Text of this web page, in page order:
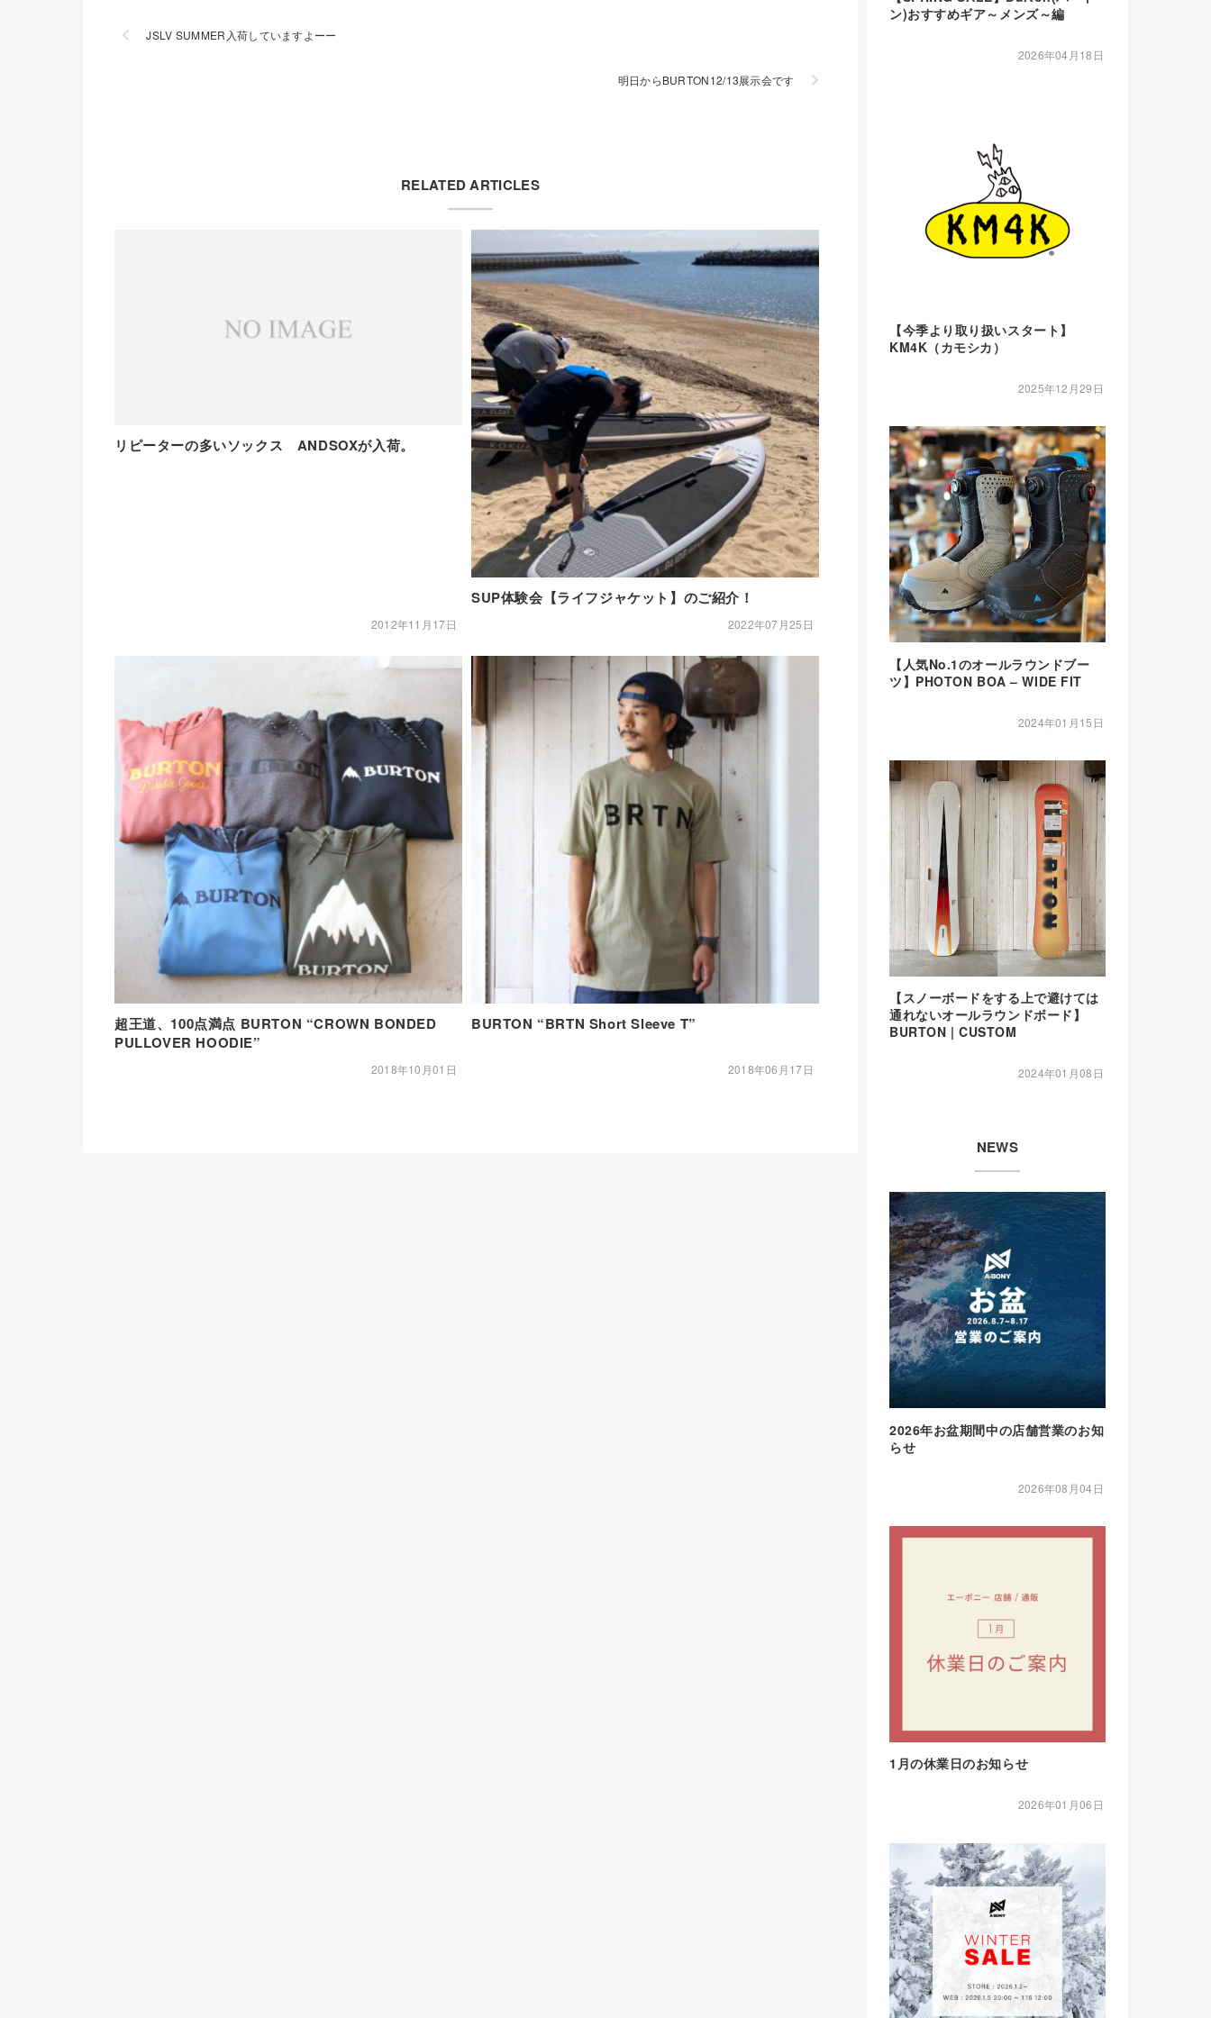
JSLV SUMMER入荷していますよーー
明日からBURTON12/13展示会です
RELATED ARTICLES
リピーターの多いソックス ANDSOXが入荷。
2012年11月17日
SUP体験会【ライフジャケット】のご紹介！
2022年07月25日
超王道、100点満点 BURTON “CROWN BONDED
PULLOVER HOODIE”
2018年10月01日
BURTON “BRTN Short Sleeve T”
2018年06月17日
ン)おすすめギア～メンズ～編
2026年04月18日
【今季より取り扱いスタート】
KM4K（カモシカ）
2025年12月29日
【人気No.1のオールラウンドブー
ツ】PHOTON BOA – WIDE FIT
2024年01月15日
【スノーボードをする上で避けては
通れないオールラウンドボード】
BURTON | CUSTOM
2024年01月08日
NEWS
2026年お盆期間中の店舗営業のお知
らせ
2026年08月04日
1月の休業日のお知らせ
2026年01月06日